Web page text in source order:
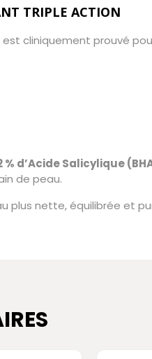
TRIPLE ACTION
est cliniquement prouvé
% d’Acide Salicylique
de peau.
plus nette, équilibrée et